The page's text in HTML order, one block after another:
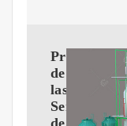
de
las
Semillas